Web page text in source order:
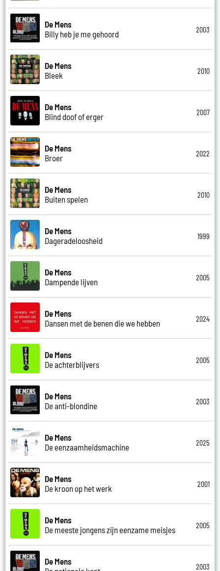
De Mens
Billy heb je me gehoord
2003
De Mens
Bleek
2010
De Mens
Blind doof of erger
2007
De Mens
Broer
2022
De Mens
Buiten spelen
2010
De Mens
Dageradeloosheid
1999
De Mens
Dampende lijven
2005
De Mens
Dansen met de benen die we hebben
2024
De Mens
De achterblijvers
2005
De Mens
De anti-blondine
2003
De Mens
De eenzaamheidsmachine
2025
De Mens
De kroon op het werk
2001
De Mens
De meeste jongens zijn eenzame meisjes
2005
De Mens
2003